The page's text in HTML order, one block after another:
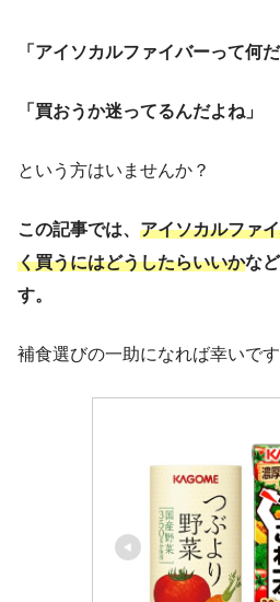
「アイソカルファイバーって何だ
「買おうか迷ってるんだよね」
という方はいませんか？
この記事では、 アイソカルファ
く買うにはどうしたらいいかな
す。
補食選びの一助になれば幸いです